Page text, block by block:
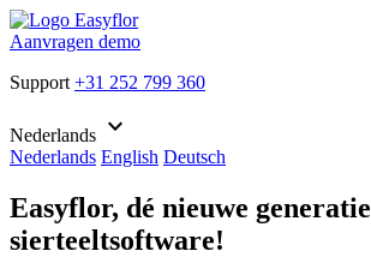
Aanvragen demo
Support +31 252 799 360
Nederlands keyboard_arrow_down
Nederlands English Deutsch
Easyflor, dé nieuwe generatie
sierteeltsoftware!